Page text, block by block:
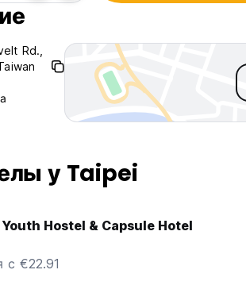
Rd.,
у Taipei
Hostel & Capsule Hotel
с €22.91